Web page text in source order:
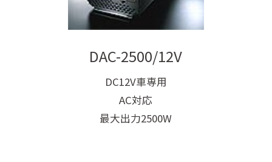
DAC-2500/12V
DC12V車専用
AC対応
最大出力2500W